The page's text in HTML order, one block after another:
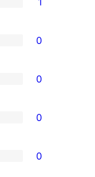
0
0
0
0